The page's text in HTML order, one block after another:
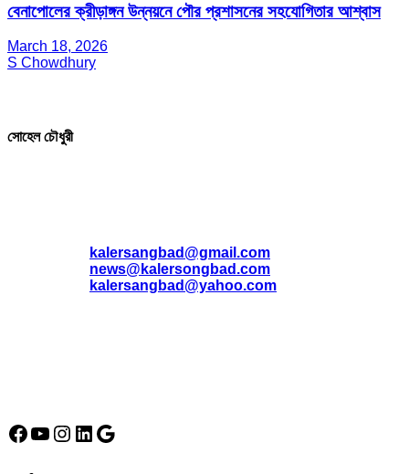
বেনাপোলের ক্রীড়াঙ্গন উন্নয়নে পৌর প্রশাসনের সহযোগিতার আশ্বাস
March 18, 2026
S Chowdhury
সোহেল চৌধুরী
kalersangbad@gmail.com
news@kalersongbad.com
kalersangbad@yahoo.com
Facebook
YouTube
Instagram
LinkedIn
Google